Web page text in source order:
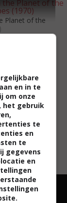
Planet of the
en in te
om onze
het gebruik
te
en
te
gegevens
en